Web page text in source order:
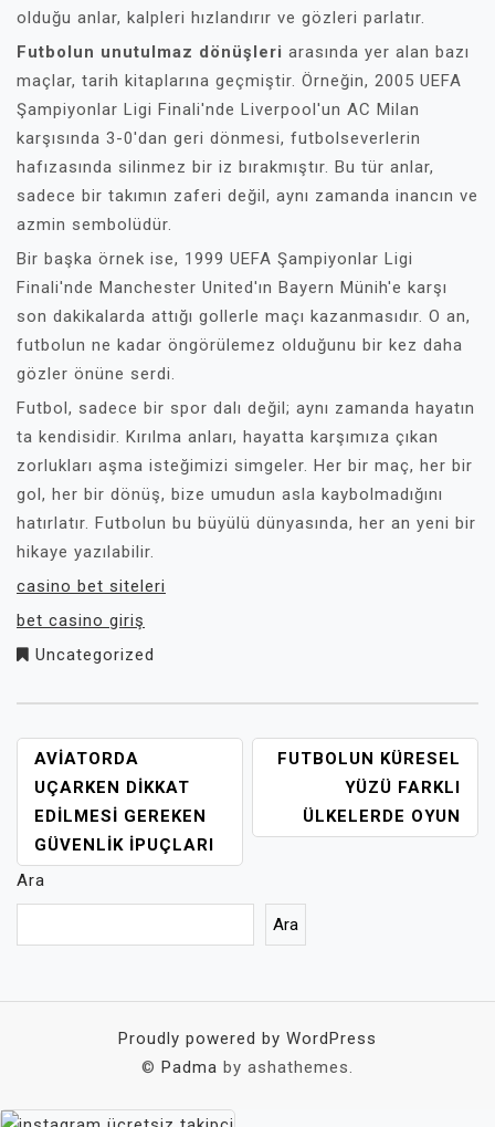
olduğu anlar, kalpleri hızlandırır ve gözleri parlatır.
Futbolun unutulmaz dönüşleri arasında yer alan bazı
maçlar, tarih kitaplarına geçmiştir. Örneğin, 2005 UEFA
Şampiyonlar Ligi Finali'nde Liverpool'un AC Milan
karşısında 3-0'dan geri dönmesi, futbolseverlerin
hafızasında silinmez bir iz bırakmıştır. Bu tür anlar,
sadece bir takımın zaferi değil, aynı zamanda inancın ve
azmin sembolüdür.
Bir başka örnek ise, 1999 UEFA Şampiyonlar Ligi
Finali'nde Manchester United'ın Bayern Münih'e karşı
son dakikalarda attığı gollerle maçı kazanmasıdır. O an,
futbolun ne kadar öngörülemez olduğunu bir kez daha
gözler önüne serdi.
Futbol, sadece bir spor dalı değil; aynı zamanda hayatın
ta kendisidir. Kırılma anları, hayatta karşımıza çıkan
zorlukları aşma isteğimizi simgeler. Her bir maç, her bir
gol, her bir dönüş, bize umudun asla kaybolmadığını
hatırlatır. Futbolun bu büyülü dünyasında, her an yeni bir
hikaye yazılabilir.
casino bet siteleri
bet casino giriş
Uncategorized
YAZI
GEZINMESI
AVIATORDA
UÇARKEN DIKKAT
EDILMESI GEREKEN
GÜVENLIK İPUÇLARI
FUTBOLUN KÜRESEL
YÜZÜ FARKLI
ÜLKELERDE OYUN
Ara
Ara
Proudly powered by WordPress
© Padma by ashathemes.